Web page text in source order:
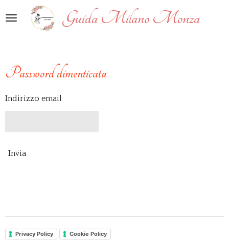
al
Guida Milano Monza
Password dimenticata
Indirizzo email
Invia
Privacy Policy Cookie Policy